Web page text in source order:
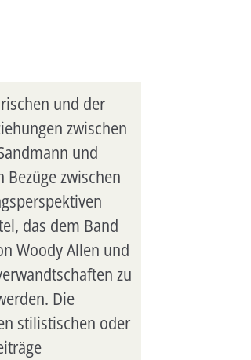
und der
zwischen
und
Bezüge zwischen
das dem Band
Woody Allen und
zu
Die
stilistischen oder